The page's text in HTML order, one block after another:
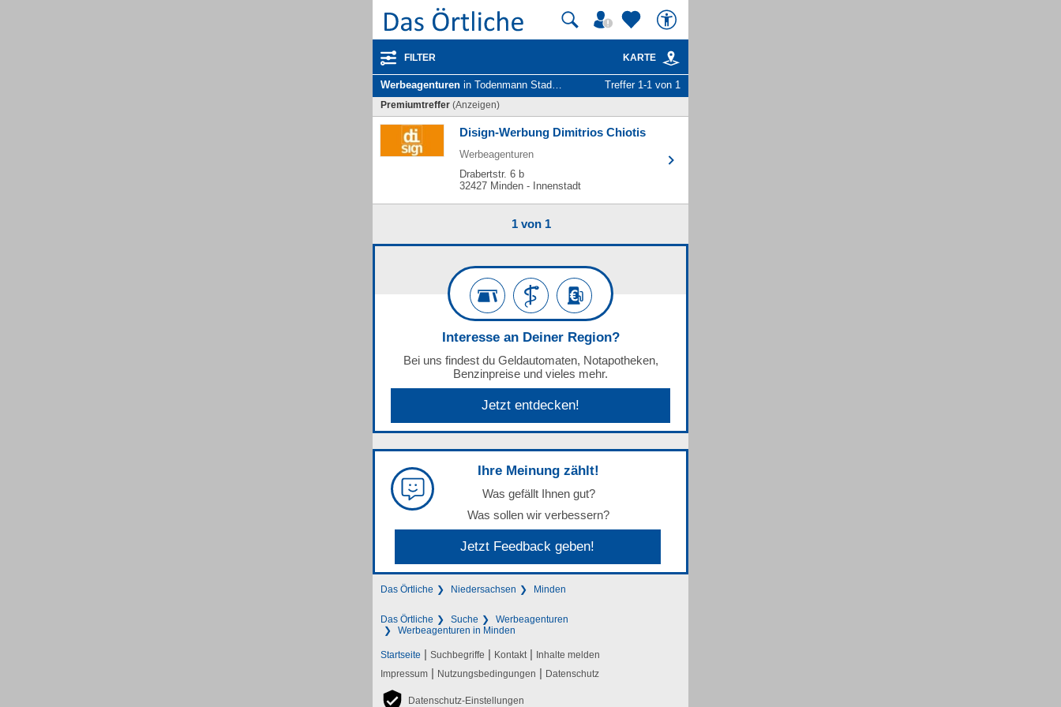
FILTER KARTE
Werbeagenturen in Todenmann Stadt Rinteln Treffer 1-1 von 1
Premiumtreffer (Anzeigen)
Disign-Werbung Dimitrios Chiotis
Werbeagenturen
Drabertstr. 6 b
32427 Minden - Innenstadt
1 von 1
Interesse an Deiner Region?
Bei uns findest du Geldautomaten, Notapotheken,
Benzinpreise und vieles mehr.
Jetzt entdecken!
Ihre Meinung zählt!
Was gefällt Ihnen gut?
Was sollen wir verbessern?
Jetzt Feedback geben!
Das Örtliche Niedersachsen Minden
Das Örtliche Suche
Werbeagenturen
Werbeagenturen in Minden
Startseite | Suchbegriffe | Kontakt | Inhalte melden
Impressum | Nutzungsbedingungen | Datenschutz
Datenschutz-Einstellungen